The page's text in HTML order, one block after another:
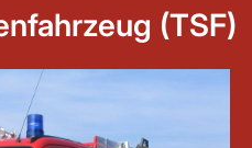
(TSF)